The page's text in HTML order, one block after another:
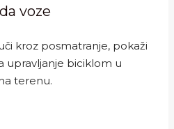
voze
kroz posmatranje, pokaži
upravljanje biciklom u
terenu.